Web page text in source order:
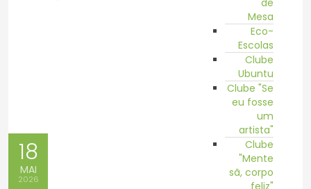
de
Mesa
Eco-
Escolas
Clube
Ubuntu
Clube "Se
eu fosse
um
artista"
Clube
"Mente
sã, corpo
feliz"
18
MAI
2026